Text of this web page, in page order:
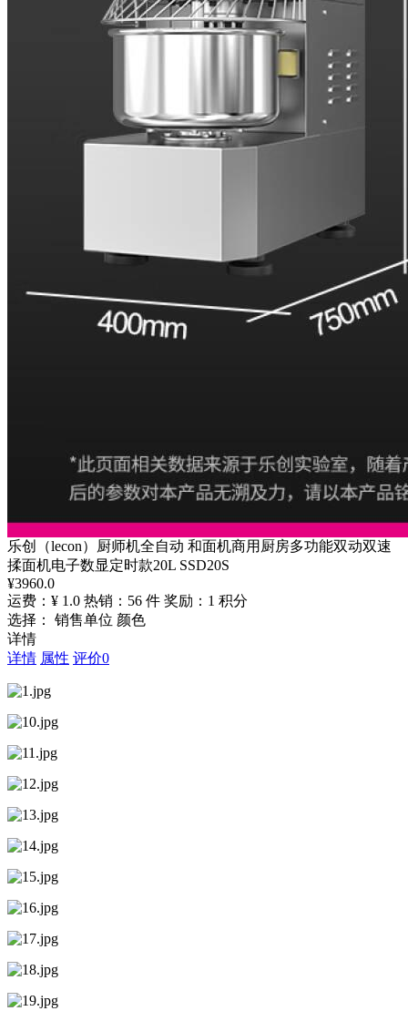
乐创（lecon）厨师机全自动 和面机商用厨房多功能双动双速
揉面机电子数显定时款20L SSD20S
¥3960.0
运费：¥ 1.0 热销：56 件 奖励：1 积分
选择： 销售单位 颜色
详情
详情 属性 评价0